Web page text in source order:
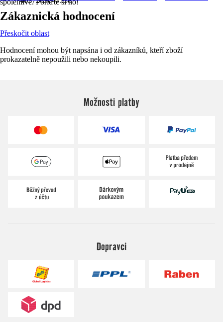
spolehlivě. Pořiďte si ho!
Zákaznická hodnocení
Přeskočit oblast
Hodnocení mohou být napsána i od zákazníků, kteří zboží
prokazatelně nepoužili nebo nekoupili.
Možnosti platby
Dopravci